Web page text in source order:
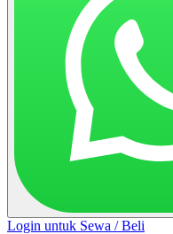
Login untuk Sewa / Beli